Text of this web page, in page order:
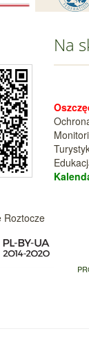
Na
Roztocze